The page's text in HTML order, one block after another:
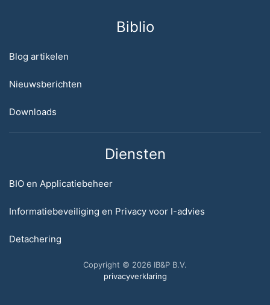
Biblio
Blog artikelen
Nieuwsberichten
Downloads
Diensten
BIO en Applicatiebeheer
Informatiebeveiliging en Privacy voor I-advies
Detachering
Copyright © 2026 IB&P B.V.
privacyverklaring